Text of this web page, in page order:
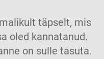
täpselt, mis
oled kannatanud.
on sulle tasuta.